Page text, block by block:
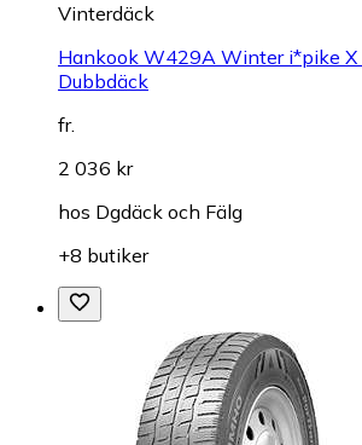
Vinterdäck
Hankook W429A Winter i*pike
Dubbdäck
fr.
2 036 kr
hos Dgdäck och Fälg
+8 butiker